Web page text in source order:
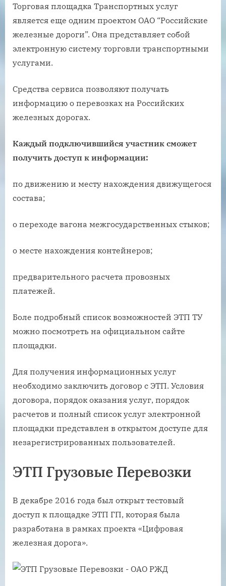
Торговая площадка Транспортных услуг
является еще одним проектом ОАО “Российские
железные дороги”. Она представляет собой
электронную систему торговли транспортными
услугами.
Средства сервиса позволяют получать
информацию о перевозках на Российских
железных дорогах.
Каждый подключившийся участник сможет
получить доступ к информации:
по движению и месту нахождения движущегося
состава;
о переходе вагона межгосударственных стыков;
о месте нахождения контейнеров;
предварительного расчета провозных
платежей.
Боле подробный список возможностей ЭТП ТУ
можно посмотреть на официальном сайте
площадки.
Для получения информационных услуг
необходимо заключить договор с ЭТП. Условия
договора, порядок оказания услуг, порядок
расчетов и полный список услуг электронной
площадки представлен в открытом доступе для
незарегистрированных пользователей.
ЭТП Грузовые Перевозки
В декабре 2016 года был открыт тестовый
доступ к площадке ЭТП ГП, которая была
разработана в рамках проекта «Цифровая
железная дорога».